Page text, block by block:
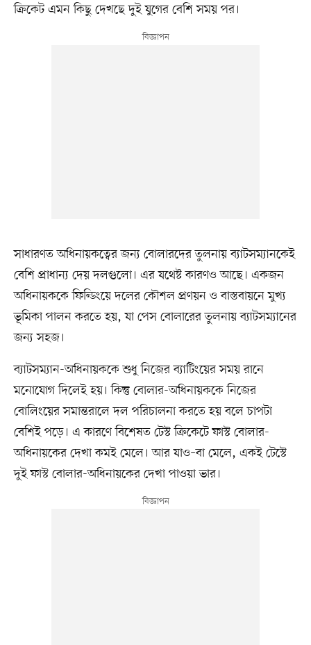
ক্রিকেট এমন কিছু দেখছে দুই যুগের বেশি সময় পর।
সাধারণত অধিনায়কত্বের জন্য বোলারদের তুলনায় ব্যাটসম্যানকেই
বেশি প্রাধান্য দেয় দলগুলো। এর যথেষ্ট কারণও আছে। একজন
অধিনায়ককে ফিল্ডিংয়ে দলের কৌশল প্রণয়ন ও বাস্তবায়নে মুখ্য
ভূমিকা পালন করতে হয়, যা পেস বোলারের তুলনায় ব্যাটসম্যানের
জন্য সহজ।
ব্যাটসম্যান-অধিনায়ককে শুধু নিজের ব্যাটিংয়ের সময় রানে
মনোযোগ দিলেই হয়। কিন্তু বোলার-অধিনায়ককে নিজের
বোলিংয়ের সমান্তরালে দল পরিচালনা করতে হয় বলে চাপটা
বেশিই পড়ে। এ কারণে বিশেষত টেস্ট ক্রিকেটে ফাস্ট বোলার-
অধিনায়কের দেখা কমই মেলে। আর যাও–বা মেলে, একই টেস্টে
দুই ফাস্ট বোলার-অধিনায়কের দেখা পাওয়া ভার।